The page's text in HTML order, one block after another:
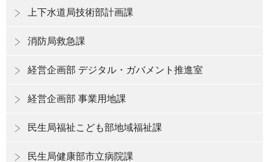
上下水道局技術部計画課
消防局救急課
経営企画部 デジタル・ガバメント推進室
経営企画部 事業用地課
民生局福祉こども部地域福祉課
民生局健康部市立病院課